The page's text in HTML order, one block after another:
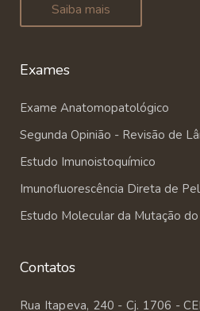
Saiba mais
Exames
Exame Anatomopatológico
Segunda Opinião - Revisão de
Estudo Imunoistoquímico
Imunofluorescência Direta de
Estudo Molecular da Mutação
Contatos
Rua Itapeva, 240 - Cj. 1706 -